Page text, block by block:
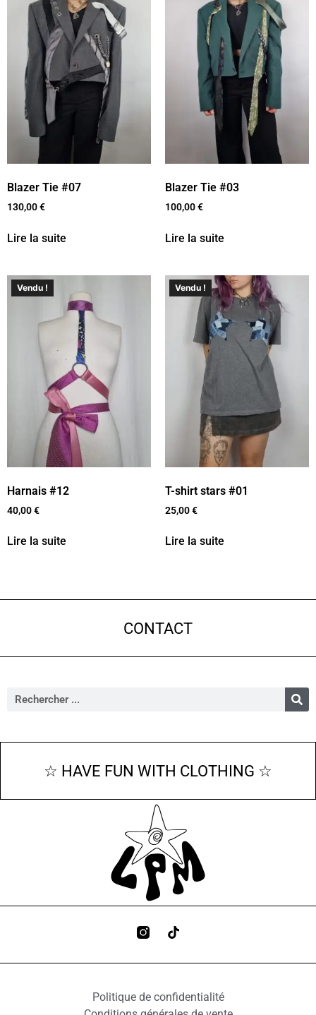
Blazer Tie #07
130,00€
Lire la suite
Blazer Tie #03
100,00€
Lire la suite
Vendu !
Harnais #12
40,00€
Lire la suite
Vendu !
T-shirt stars #01
25,00€
Lire la suite
CONTACT
☆ HAVE FUN WITH CLOTHING ☆
Politique de confidentialité